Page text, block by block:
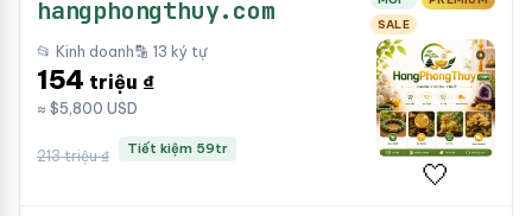
hangphongthuy.com
SALE
📂 Kinh doanh🔡 13 ký tự
154 triệu ₫
≈ $5,800 USD
213 triệu ₫ Tiết kiệm 59tr
🤍